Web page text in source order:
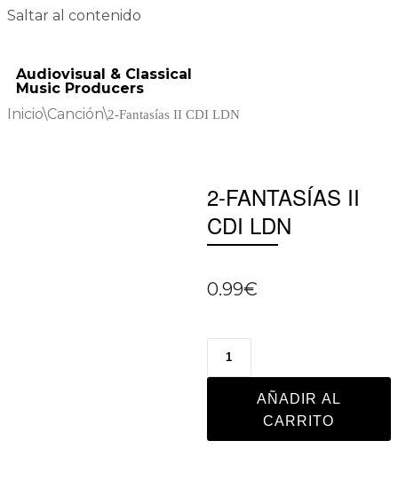
Saltar al contenido
Audiovisual & Classical
Music Producers
Inicio\Canción\2-Fantasías II CDI LDN
2-FANTASÍAS II
CDI LDN
0.99€
AÑADIR AL
CARRITO